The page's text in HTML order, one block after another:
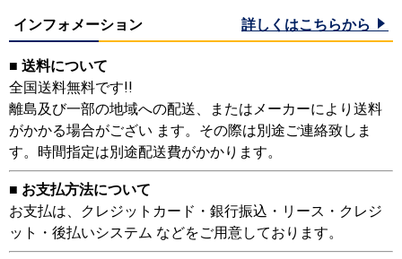
インフォメーション 詳しくはこちらから
■ 送料について
全国送料無料です!!
離島及び一部の地域への配送、またはメーカーにより送料
がかかる場合がござい ます。その際は別途ご連絡致しま
す。時間指定は別途配送費がかかります。
■ お支払方法について
お支払は、クレジットカード・銀行振込・リース・クレジ
ット・後払いシステム などをご用意しております。